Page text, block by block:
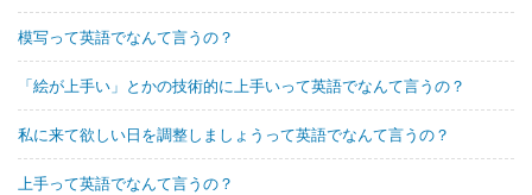
模写って英語でなんて言うの？
「絵が上手い」とかの技術的に上手いって英語でなんて言うの？
私に来て欲しい日を調整しましょうって英語でなんて言うの？
上手って英語でなんて言うの？